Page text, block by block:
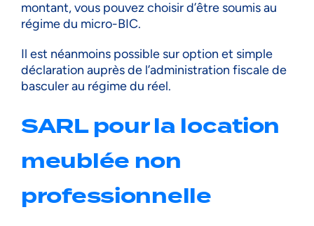
montant, vous pouvez choisir d’être soumis au
régime du micro-BIC.
Il est néanmoins possible sur option et simple
déclaration auprès de l’administration fiscale de
basculer au régime du réel.
SARL pour la location
meublée non
professionnelle